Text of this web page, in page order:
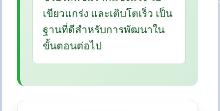
เขียวแกร่ง และเติบโตเร็ว เป็น
ฐานที่ดีสำหรับการพัฒนาใน
ขั้นตอนต่อไป